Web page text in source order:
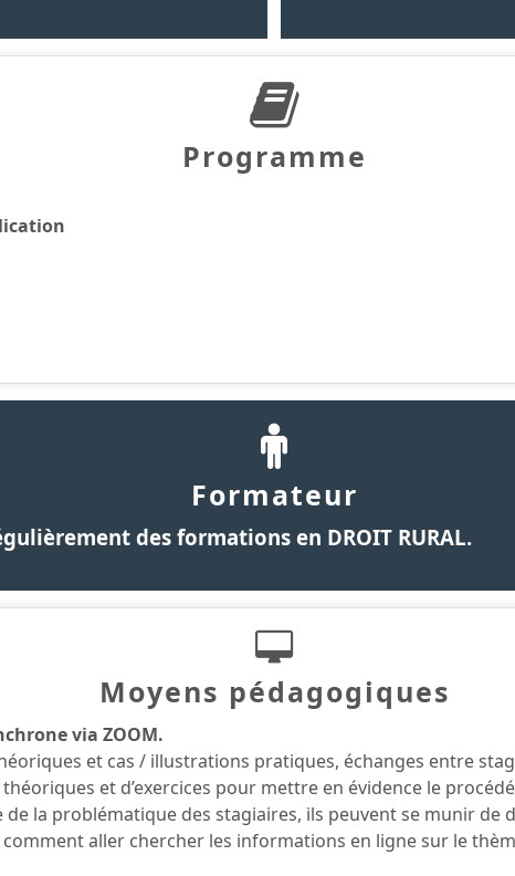
Programme
Formateur
des formations en DROIT RURAL.
Moyens pédagogiques
via ZOOM.
et cas / illustrations pratiques, échanges entre
et d’exercices pour mettre en évidence le
la problématique des stagiaires, ils peuvent se munir de
aller chercher les informations en ligne sur le